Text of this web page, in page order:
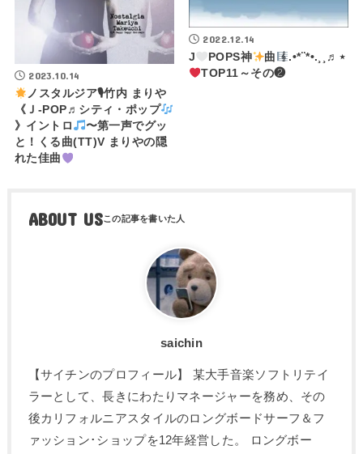
2023.10.14
ノスタルジア🎙竹内 まりや
《Ｊ-POP♬シティ・ポップ
》イントロ
〜第一声でグッ
と！くる曲(TT)V まりやの隠
れた佳曲
2022.12.14
J
POPS神 曲
.•*¨*•.¸¸♬⋆
TOP11～その❷
ABOUT US
saichin
【サイチンのプロフィール】 某大手音楽ソフトリテイ
ラーとして、長きにわたりマネージャーを務め、その
後カリフォルニアスタイルのロングボードサーフ＆フ
ァッション･ショップを12年経営した。 ロングボー